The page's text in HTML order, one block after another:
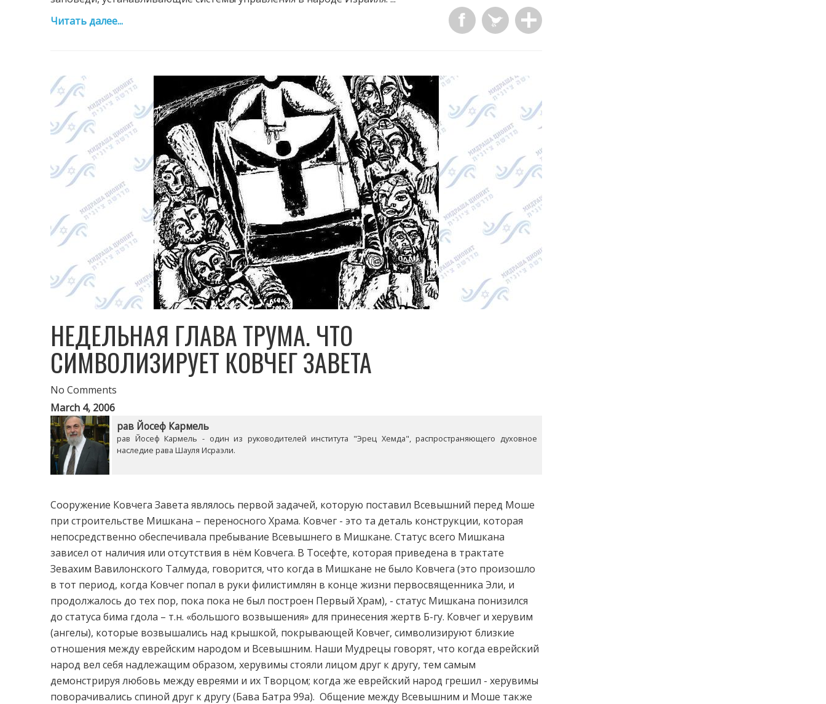
Читать далее...
НЕДЕЛЬНАЯ ГЛАВА ТРУМА. ЧТО
СИМВОЛИЗИРУЕТ КОВЧЕГ ЗАВЕТА
No Comments
March 4, 2006
рав Йосеф Кармель
рав Йосеф Кармель - один из руководителей института "Эрец Хемда", распространяющего духовное
наследие рава Шауля Исраэли.
Сооружение Ковчега Завета являлось первой задачей, которую поставил Всевышний перед Моше
при строительстве Мишкана – переносного Храма. Ковчег - это та деталь конструкции, которая
непосредственно обеспечивала пребывание Всевышнего в Мишкане. Статус всего Мишкана
зависел от наличия или отсутствия в нём Ковчега. В Тосефте, которая приведена в трактате
Зевахим Вавилонского Талмуда, говорится, что когда в Мишкане не было Ковчега (это произошло
в тот период, когда Ковчег попал в руки филистимлян в конце жизни первосвященника Эли, и
продолжалось до тех пор, пока пока не был построен Первый Храм), - статус Мишкана понизился
до статуса бима гдола – т.н. «большого возвышения» для принесения жертв Б-гу. Ковчег и херувим
(ангелы), которые возвышались над крышкой, покрывающей Ковчег, символизируют близкие
отношения между еврейским народом и Всевышним. Наши Мудрецы говорят, что когда еврейский
народ вел себя надлежащим образом, херувимы стояли лицом друг к другу, тем самым
демонстрируя любовь между евреями и их Творцом; когда же еврейский народ грешил - херувимы
поворачивались спиной друг к другу (Бава Батра 99a). Общение между Всевышним и Моше также